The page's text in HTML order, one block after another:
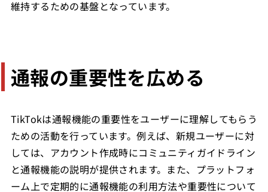
維持するための基盤となっています。
通報の重要性を広める
TikTokは通報機能の重要性をユーザーに理解してもらう
ための活動を行っています。例えば、新規ユーザーに対
しては、アカウント作成時にコミュニティガイドライン
と通報機能の説明が提供されます。また、プラットフォ
ーム上で定期的に通報機能の利用方法や重要性について